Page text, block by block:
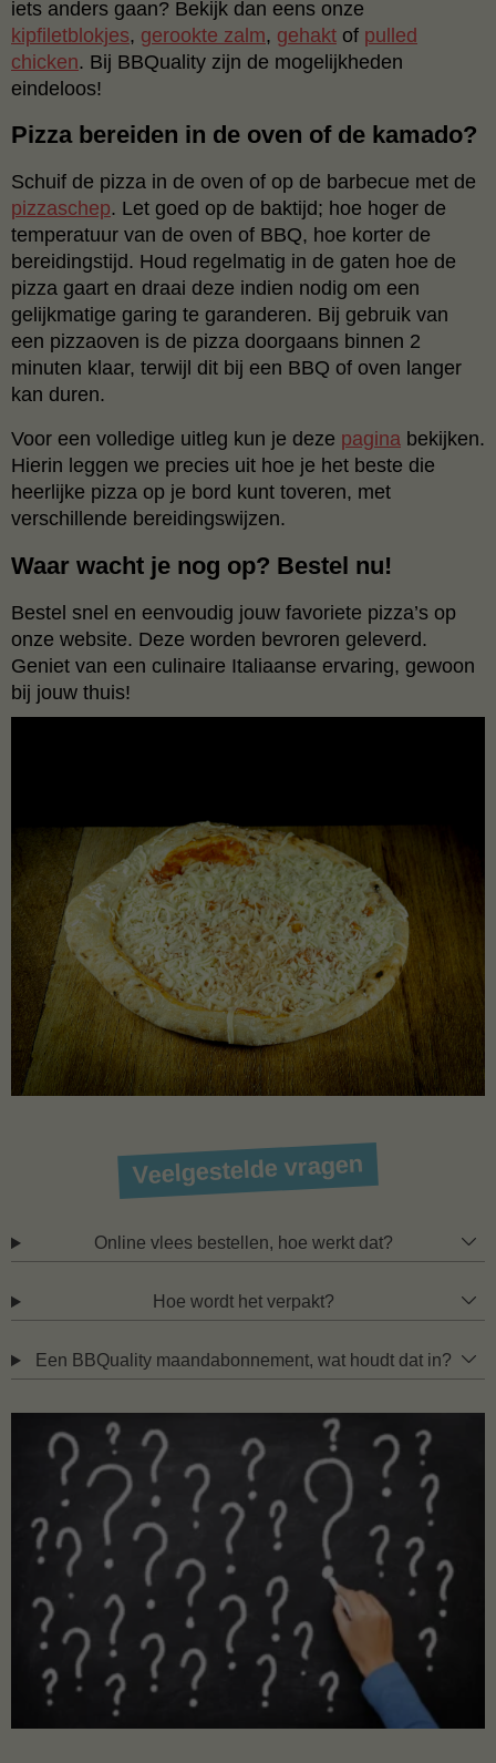
iets anders gaan? Bekijk dan eens onze
kipfiletblokjes, gerookte zalm, gehakt of pulled
chicken. Bij BBQuality zijn de mogelijkheden
eindeloos!
Pizza bereiden in de oven of de kamado?
Schuif de pizza in de oven of op de barbecue met de
pizzaschep. Let goed op de baktijd; hoe hoger de
temperatuur van de oven of BBQ, hoe korter de
bereidingstijd. Houd regelmatig in de gaten hoe de
pizza gaart en draai deze indien nodig om een
gelijkmatige garing te garanderen. Bij gebruik van
een pizzaoven is de pizza doorgaans binnen 2
minuten klaar, terwijl dit bij een BBQ of oven langer
kan duren.
Voor een volledige uitleg kun je deze pagina bekijken.
Hierin leggen we precies uit hoe je het beste die
heerlijke pizza op je bord kunt toveren, met
verschillende bereidingswijzen.
Waar wacht je nog op? Bestel nu!
Bestel snel en eenvoudig jouw favoriete pizza’s op
onze website. Deze worden bevroren geleverd.
Geniet van een culinaire Italiaanse ervaring, gewoon
bij jouw thuis!
Veelgestelde vragen
Online vlees bestellen, hoe werkt dat?
Hoe wordt het verpakt?
Een BBQuality maandabonnement, wat houdt dat in?